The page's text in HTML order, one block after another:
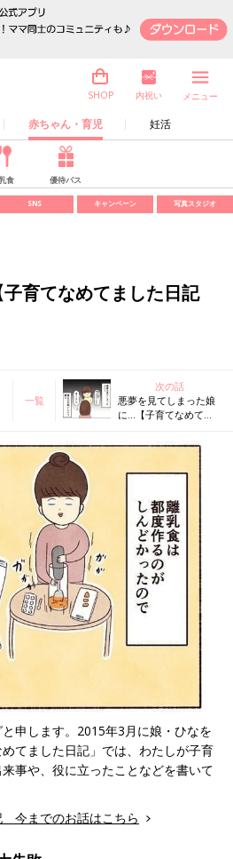
赤ちゃん・育児 妊活
SHOP 内祝い メニュー
食 優待パス
SNS キャンペーン 写真スタジオ
育てなめてました日記
一覧
次の話
悪夢を見てしまった娘
に…【子育てなめてま
申します。2015年3月に娘・ひなを
てました日記」では、わたしが子育
事や、役に立ったことなどを書いて
今までのお話はこちら